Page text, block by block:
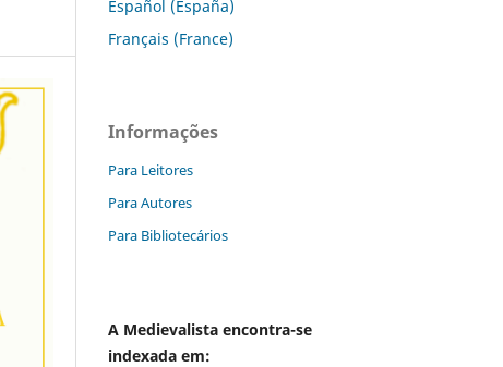
Español (España)
Français (France)
Informações
Para Leitores
Para Autores
Para Bibliotecários
A Medievalista encontra-se
indexada em: